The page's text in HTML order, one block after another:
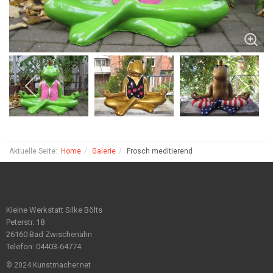
Aktuelle Seite: Home Galerie Frosch meditierend
Kleine Werkstatt Silke Bölts
Peterstr. 18
26160 Bad Zwischenahn
Telefon: 04403-64774
© 2024 Kunstmacher.net